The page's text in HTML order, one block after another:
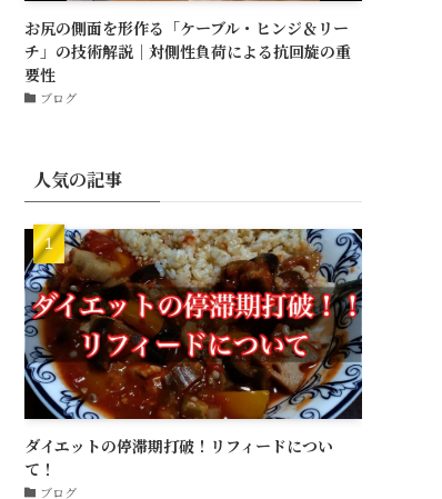
お尻の側面を形作る「ケーブル・ヒンジ＆リー
チ」の技術解説｜対側性負荷による抗回旋の重
要性
ブログ
人気の記事
ダイエットの停滞期打破！リフィードについ
て！
ブログ